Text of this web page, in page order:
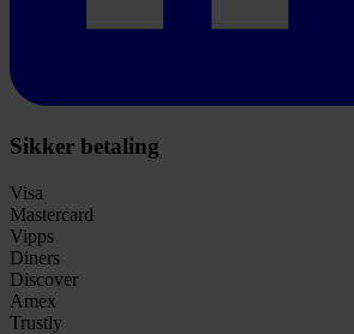
Sikker betaling
Visa
Mastercard
Vipps
Diners
Discover
Amex
Trustly